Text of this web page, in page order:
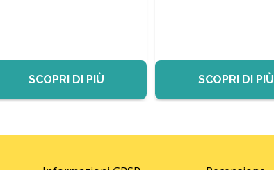
SCOPRI DI PIÙ SCOPRI DI PIÙ